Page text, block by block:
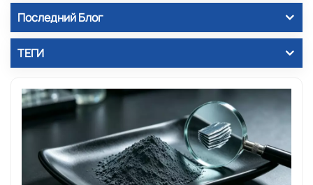
Последний Блог
ТЕГИ